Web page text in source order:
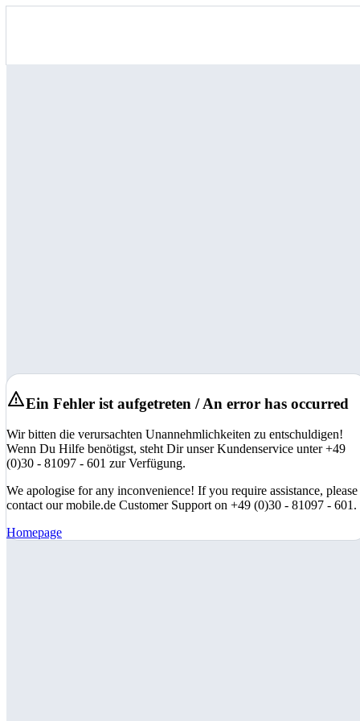
Ein Fehler ist aufgetreten / An error has occurred
Wir bitten die verursachten Unannehmlichkeiten zu entschuldigen!
Wenn Du Hilfe benötigst, steht Dir unser Kundenservice unter +49
(0)30 - 81097 - 601 zur Verfügung.
We apologise for any inconvenience! If you require assistance, please
contact our mobile.de Customer Support on +49 (0)30 - 81097 - 601.
Homepage